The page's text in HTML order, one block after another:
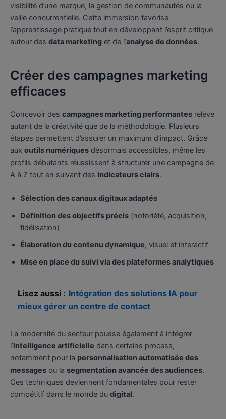
visibilité d’une marque, la gestion de communautés ou la
veille concurrentielle. Cette immersion favorise
l’apprentissage pratique tout en développant l’esprit critique
autour des data marketing et de l’analyse de données.
Créer des campagnes marketing
efficaces
Concevoir des campagnes marketing performantes relève
autant de la créativité que de la méthodologie. Plusieurs
étapes permettent d’assurer un maximum d’impact. Grâce
aux outils numériques désormais accessibles, même les
profils débutants réussissent à structurer une campagne de
A à Z tout en suivant des indicateurs clairs.
Sélection des canaux digitaux adaptés
Définition des objectifs précis (notoriété, acquisition,
fidélisation)
Élaboration du contenu dynamique, visuel et interactif
Mise en place du suivi via des plateformes analytiques
Lisez aussi : Intégration des solutions IA pour
mieux gérer un centre de contact
La modernité du secteur pousse également à intégrer
l’intelligence artificielle dans certains process,
notamment pour la personnalisation automatisée des
messages ou la segmentation avancée des audiences.
Ces techniques deviennent fondamentales pour rester
compétitif dans le monde du digital.